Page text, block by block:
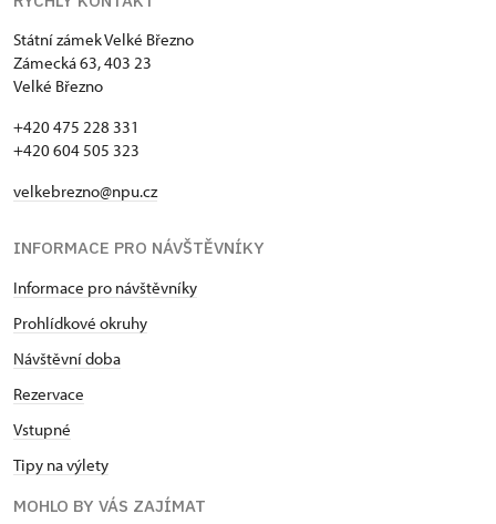
Státní zámek Velké Březno
Zámecká 63, 403 23
Velké Březno
+420 475 228 331
+420 604 505 323
velkebrezno@npu.cz
INFORMACE PRO NÁVŠTĚVNÍKY
Informace pro návštěvníky
Prohlídkové okruhy
Návštěvní doba
Rezervace
Vstupné
Tipy na výlety
MOHLO BY VÁS ZAJÍMAT